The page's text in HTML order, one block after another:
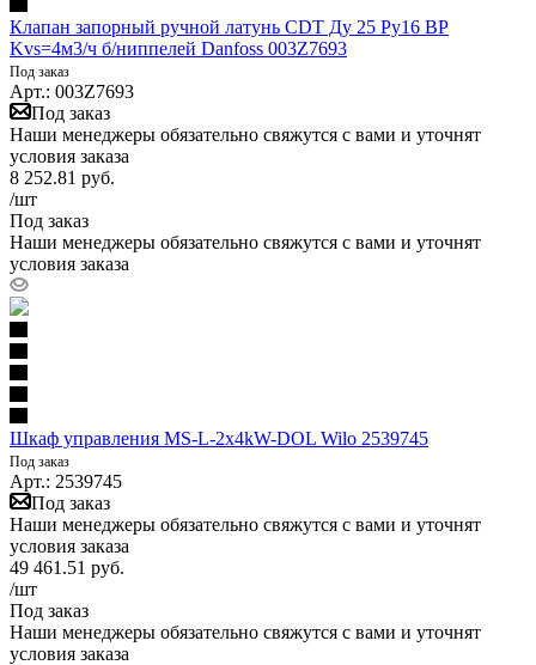
Клапан запорный ручной латунь CDT Ду 25 Ру16 ВР
Kvs=4м3/ч б/ниппелей Danfoss 003Z7693
Под заказ
Арт.: 003Z7693
Под заказ
Наши менеджеры обязательно свяжутся с вами и уточнят
условия заказа
8 252.81 руб.
/шт
Под заказ
Наши менеджеры обязательно свяжутся с вами и уточнят
условия заказа
Шкаф управления MS-L-2x4kW-DOL Wilo 2539745
Под заказ
Арт.: 2539745
Под заказ
Наши менеджеры обязательно свяжутся с вами и уточнят
условия заказа
49 461.51 руб.
/шт
Под заказ
Наши менеджеры обязательно свяжутся с вами и уточнят
условия заказа